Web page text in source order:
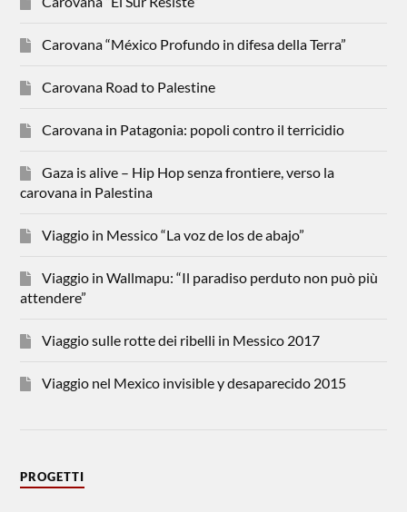
Carovana “México Profundo in difesa della Terra”
Carovana Road to Palestine
Carovana in Patagonia: popoli contro il terricidio
Gaza is alive – Hip Hop senza frontiere, verso la
carovana in Palestina
Viaggio in Messico “La voz de los de abajo”
Viaggio in Wallmapu: “Il paradiso perduto non può più
attendere”
Viaggio sulle rotte dei ribelli in Messico 2017
Viaggio nel Mexico invisible y desaparecido 2015
PROGETTI